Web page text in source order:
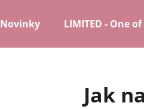
Novinky LIMITED - One
Jak